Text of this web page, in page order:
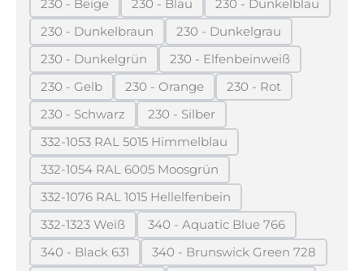
230 - Beige
(Diese Option ist zurzeit nicht verfügbar.)
230 - Blau
(Diese Option ist zurzeit nicht
230 - Dunkelblau
(Diese Option ist
230 - Dunkelbraun
(Diese Option ist zurzeit nicht verfügbar.)
230 - Dunkelgrau
(Diese Option ist zurzeit
230 - Dunkelgrün
(Diese Option ist zurzeit nicht verfügbar.)
230 - Elfenbeinweiß
(Diese Option ist zurzeit
230 - Gelb
(Diese Option ist zurzeit nicht verfügbar.)
230 - Orange
(Diese Option ist zurzeit nicht
230 - Rot
(Diese Option ist
230 - Schwarz
(Diese Option ist zurzeit nicht verfügbar.)
230 - Silber
(Diese Option ist zurzeit nicht
332-1053 RAL 5015 Himmelblau
(Diese Option ist zurzeit nicht verfügbar.)
332-1054 RAL 6005 Moosgrün
(Diese Option ist zurzeit nicht verfügbar.)
332-1076 RAL 1015 Hellelfenbein
(Diese Option ist zurzeit nicht verfügbar.)
332-1323 Weiß
(Diese Option ist zurzeit nicht verfügbar.)
340 - Aquatic Blue 766
(Diese Option ist zurzeit
340 - Black 631
(Diese Option ist zurzeit nicht verfügbar.)
340 - Brunswick Green 728
(Diese Option ist zurzeit